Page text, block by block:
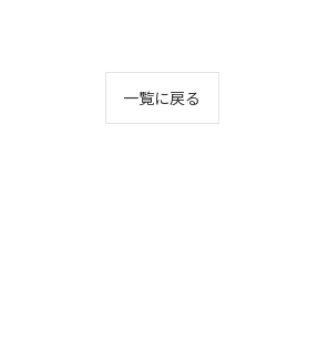
一覧に戻る